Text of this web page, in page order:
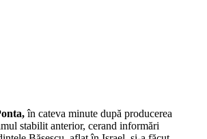
în cateva minute după producerea
stabilit anterior, cerand informări